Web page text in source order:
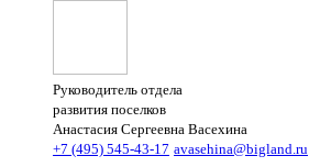
Руководитель отдела
развития поселков
Анастасия Сергеевна Васехина
+7 (495) 545-43-17 avasehina@bigland.ru